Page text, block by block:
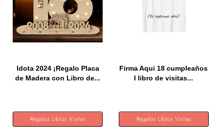
Idota 2024 ¡Regalo Placa
de Madera con Libro de...
Regalos Libros Visitas
Firma Aqui 18 cumpleaños
I libro de visitas...
Regalos Libros Visitas